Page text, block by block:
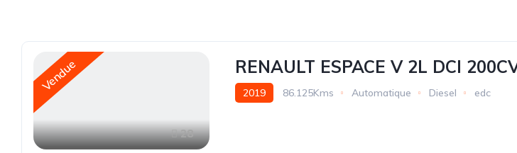
Vendue
28
RENAULT ESPACE V 2L DCI
2019 86.125Kms Automatique Diesel edc